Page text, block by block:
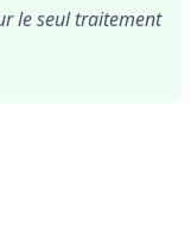
le seul traitement